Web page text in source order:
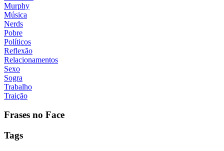
Murphy
Música
Nerds
Pobre
Políticos
Reflexão
Relacionamentos
Sexo
Sogra
Trabalho
Traição
Frases no Face
Tags